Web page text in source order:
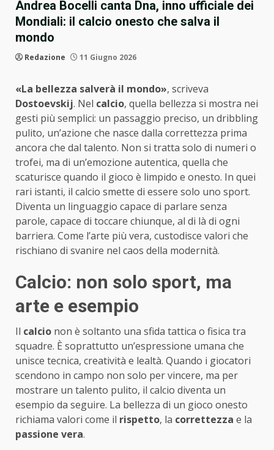
Andrea Bocelli canta Dna, inno ufficiale dei
Mondiali: il calcio onesto che salva il
mondo
Redazione 11 Giugno 2026
«La bellezza salverà il mondo», scriveva
Dostoevskij. Nel calcio, quella bellezza si mostra nei
gesti più semplici: un passaggio preciso, un dribbling
pulito, un’azione che nasce dalla correttezza prima
ancora che dal talento. Non si tratta solo di numeri o
trofei, ma di un’emozione autentica, quella che
scaturisce quando il gioco è limpido e onesto. In quei
rari istanti, il calcio smette di essere solo uno sport.
Diventa un linguaggio capace di parlare senza
parole, capace di toccare chiunque, al di là di ogni
barriera. Come l’arte più vera, custodisce valori che
rischiano di svanire nel caos della modernità.
Calcio: non solo sport, ma
arte e esempio
Il calcio non è soltanto una sfida tattica o fisica tra
squadre. È soprattutto un’espressione umana che
unisce tecnica, creatività e lealtà. Quando i giocatori
scendono in campo non solo per vincere, ma per
mostrare un talento pulito, il calcio diventa un
esempio da seguire. La bellezza di un gioco onesto
richiama valori come il rispetto, la correttezza e la
passione vera.